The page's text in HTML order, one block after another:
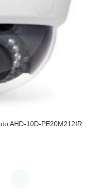
AHD-10D-PE20M212IR